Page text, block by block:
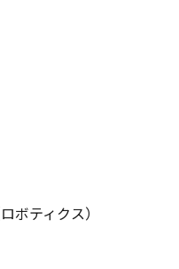
ボティクス）